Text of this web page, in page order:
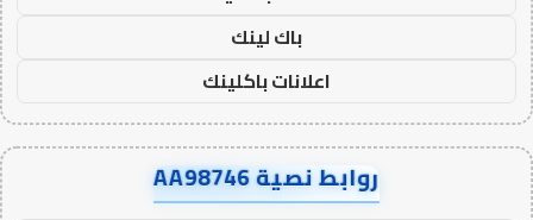
باك لينك
اعلانات باكلينك
روابط نصية AA98746